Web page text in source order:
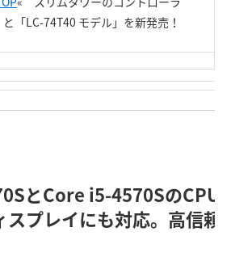
と「LC-74T40 モデル」を新発売！
とCore i5-4570SのCPU
スプレイにも対応。高信